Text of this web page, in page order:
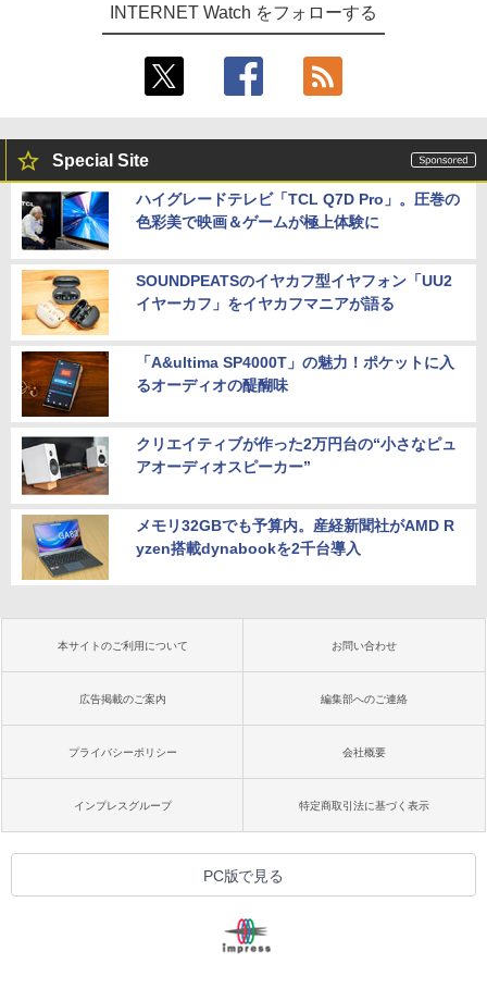
INTERNET Watch をフォローする
Special Site
ハイグレードテレビ「TCL Q7D Pro」。圧巻の
色彩美で映画＆ゲームが極上体験に
SOUNDPEATSのイヤカフ型イヤフォン「UU2
イヤーカフ」をイヤカフマニアが語る
「A&ultima SP4000T」の魅力！ポケットに入
るオーディオの醍醐味
クリエイティブが作った2万円台の“小さなピュ
アオーディオスピーカー”
メモリ32GBでも予算内。産経新聞社がAMD R
yzen搭載dynabookを2千台導入
本サイトのご利用について お問い合わせ
広告掲載のご案内 編集部へのご連絡
プライバシーポリシー 会社概要
インプレスグループ 特定商取引法に基づく表示
PC版で見る